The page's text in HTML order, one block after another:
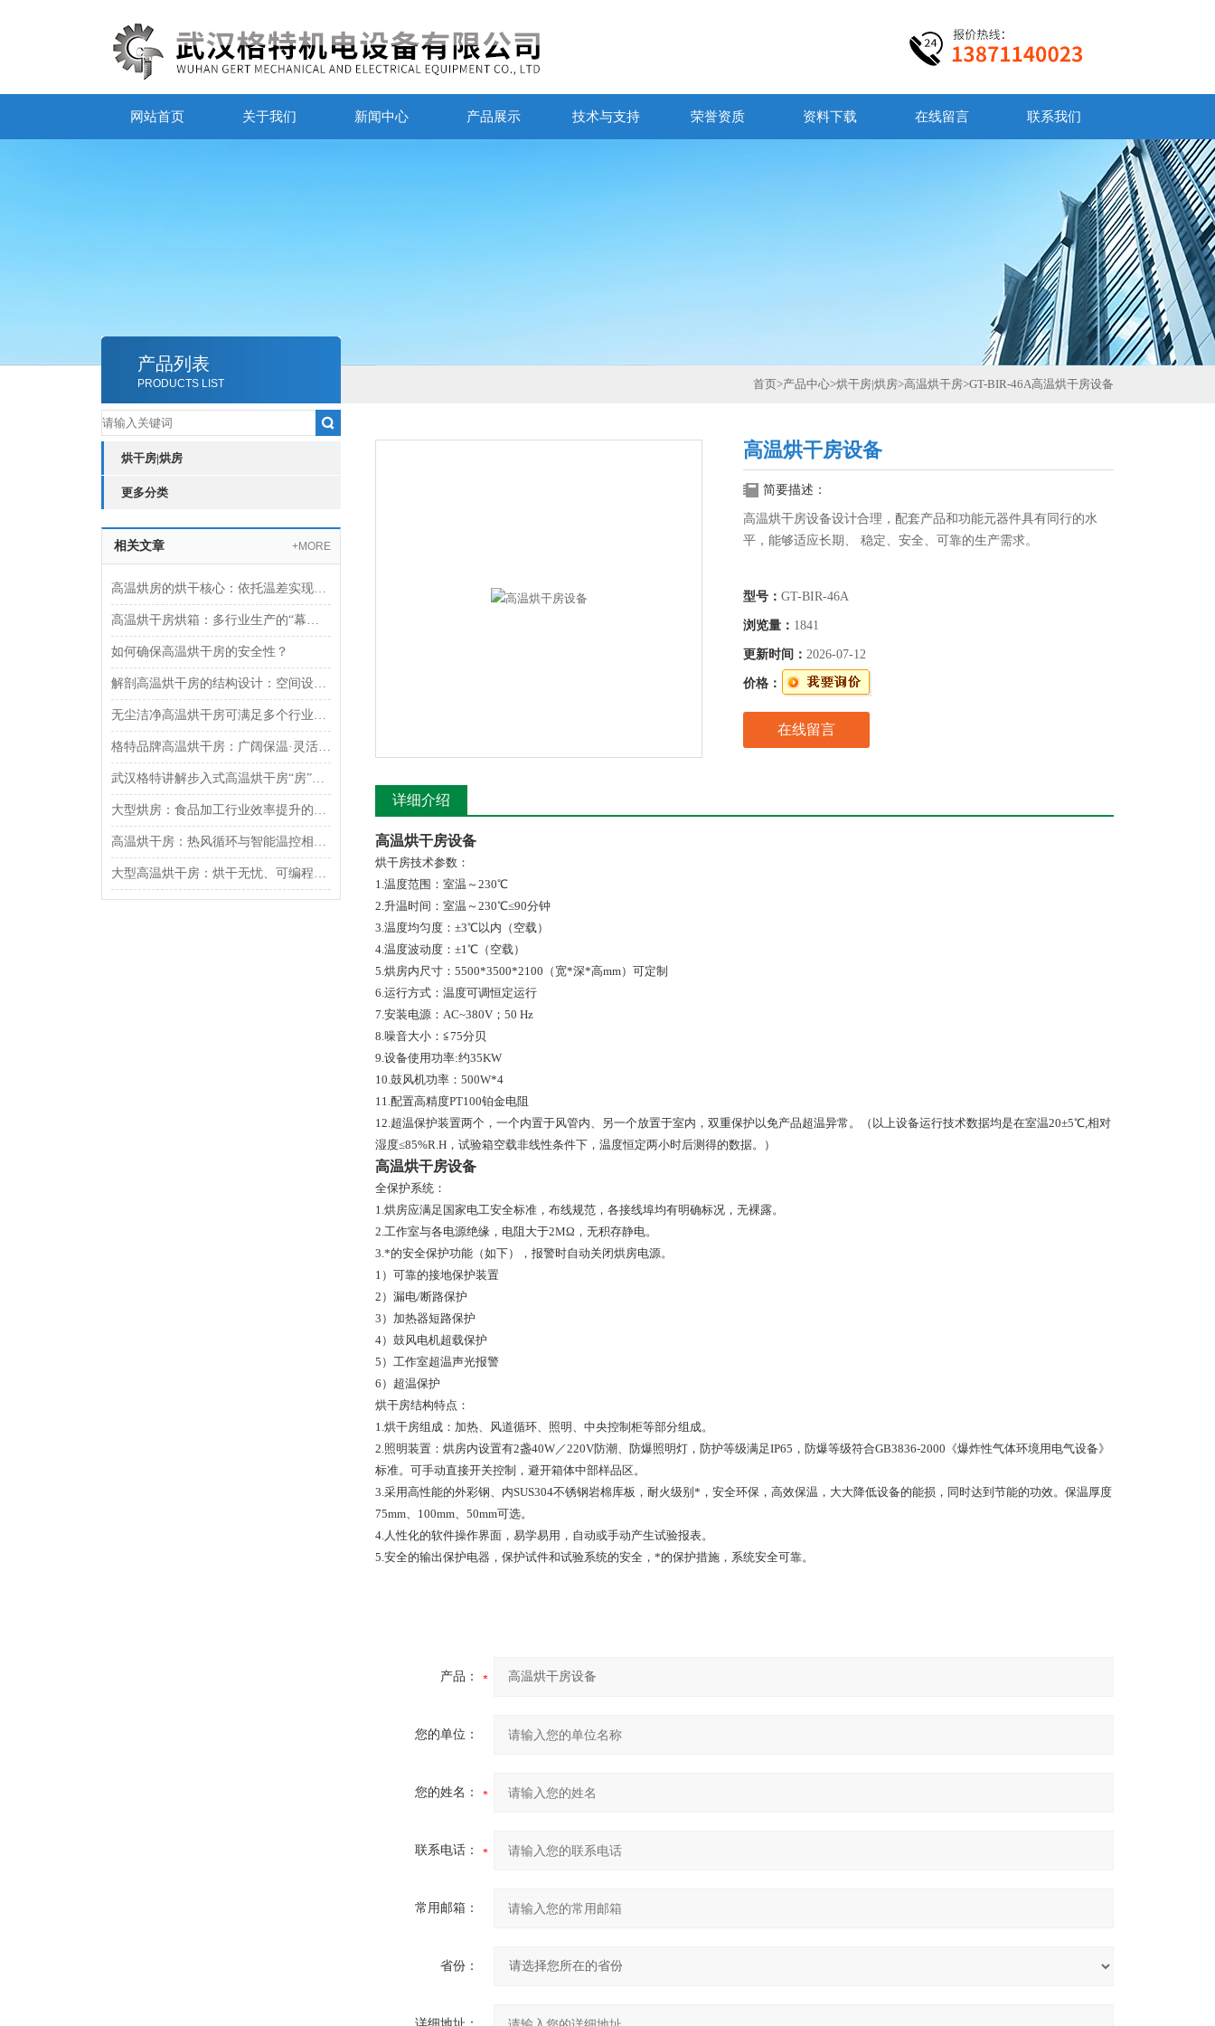
网站首页 关于我们 新闻中心 产品展示 技术与支持 荣誉资质 资料下载 在线留言 联系我们
产品列表
PRODUCTS LIST
烘干房|烘房
更多分类
相关文章 +MORE
高温烘房的烘干核心：依托温差实现热量与水分的双向传递
高温烘干房烘箱：多行业生产的“幕后支持者“
如何确保高温烘干房的安全性？
解剖高温烘干房的结构设计：空间设计与密闭性能
无尘洁净高温烘干房可满足多个行业需求
格特品牌高温烘干房：广阔保温·灵活控温湿·快速搭建
武汉格特讲解步入式高温烘干房“房”名由来
大型烘房：食品加工行业效率提升的得力助手
高温烘干房：热风循环与智能温控相辅相成
大型高温烘干房：烘干无忧、可编程智能控制
首页>产品中心>烘干房|烘房>高温烘干房>GT-BIR-46A高温烘干房设备
高温烘干房设备
简要描述：
高温烘干房设备设计合理，配套产品和功能元器件具有同行的水
平，能够适应长期、 稳定、安全、可靠的生产需求。
型号： GT-BIR-46A
浏览量： 1841
更新时间： 2026-07-12
价格：
在线留言
详细介绍
高温烘干房设备
烘干房技术参数：
1.温度范围：室温～230℃
2.升温时间：室温～230℃≤90分钟
3.温度均匀度：±3℃以内（空载）
4.温度波动度：±1℃（空载）
5.烘房内尺寸：5500*3500*2100（宽*深*高mm）可定制
6.运行方式：温度可调恒定运行
7.安装电源：AC~380V；50 Hz
8.噪音大小：≦75分贝
9.设备使用功率:约35KW
10.鼓风机功率：500W*4
11.配置高精度PT100铂金电阻
12.超温保护装置两个，一个内置于风管内、另一个放置于室内，双重保护以免产品超温异常。（以上设备运行技术数据均是在室温20±5℃,相对
湿度≤85%R.H，试验箱空载非线性条件下，温度恒定两小时后测得的数据。）
高温烘干房设备
全保护系统：
1.烘房应满足国家电工安全标准，布线规范，各接线埠均有明确标况，无裸露。
2.工作室与各电源绝缘，电阻大于2MΩ，无积存静电。
3.*的安全保护功能（如下），报警时自动关闭烘房电源。
1）可靠的接地保护装置
2）漏电/断路保护
3）加热器短路保护
4）鼓风电机超载保护
5）工作室超温声光报警
6）超温保护
烘干房结构特点：
1.烘干房组成：加热、风道循环、照明、中央控制柜等部分组成。
2.照明装置：烘房内设置有2盏40W／220V防潮、防爆照明灯，防护等级满足IP65，防爆等级符合GB3836-2000《爆炸性气体环境用电气设备》
标准。可手动直接开关控制，避开箱体中部样品区。
3.采用高性能的外彩钢、内SUS304不锈钢岩棉库板，耐火级别*，安全环保，高效保温，大大降低设备的能损，同时达到节能的功效。保温厚度
75mm、100mm、50mm可选。
4.人性化的软件操作界面，易学易用，自动或手动产生试验报表。
5.安全的输出保护电器，保护试件和试验系统的安全，*的保护措施，系统安全可靠。
产品：
您的单位：
您的姓名：
联系电话：
常用邮箱：
省份：